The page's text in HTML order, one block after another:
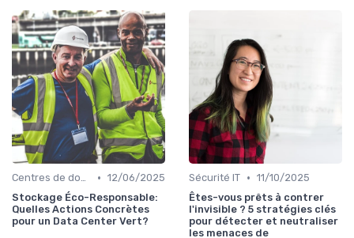
Centres de données • 12/06/2025
Stockage Éco-Responsable:
Quelles Actions Concrètes
pour un Data Center Vert?
Sécurité IT • 11/10/2025
Êtes-vous prêts à contrer
l'invisible ? 5 stratégies clés
pour détecter et neutraliser
les menaces de